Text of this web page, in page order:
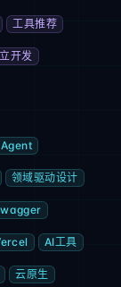
工具推荐
开发
Agent
领域驱动设计
AI工具
云原生